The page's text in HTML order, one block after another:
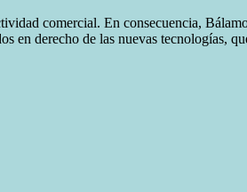
comercial. En consecuencia,
en derecho de las nuevas tecnologías,